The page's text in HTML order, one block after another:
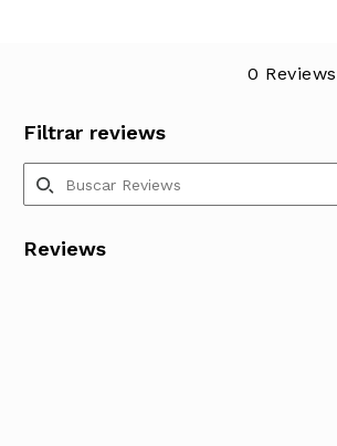
Filtrar reviews
0 Reviews
Reviews